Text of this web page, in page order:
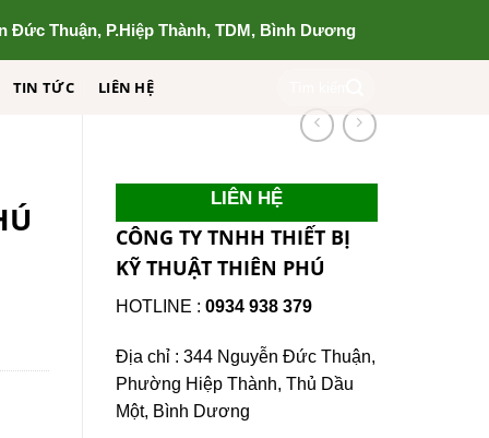
Đức Thuận, P.Hiệp Thành, TDM, Bình Dương
TIN TỨC LIÊN HỆ
LIÊN HỆ
CÔNG TY TNHH THIẾT BỊ
KỸ THUẬT THIÊN PHÚ
HOTLINE : 0934 938 379
Địa chỉ : 344 Nguyễn Đức Thuận,
Phường Hiệp Thành, Thủ Dầu
Một, Bình Dương